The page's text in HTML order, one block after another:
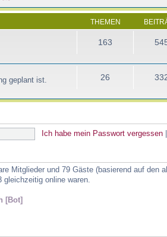
THEMEN
163
geplant ist. 26
Ich habe mein Passwort vergessen
Mitglieder und 79 Gäste (basierend auf den
online waren.
[Bot]